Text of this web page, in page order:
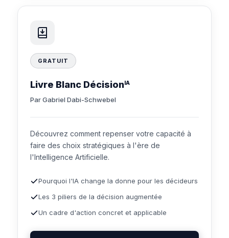
GRATUIT
Livre Blanc Décision IA
Par Gabriel Dabi-Schwebel
Découvrez comment repenser votre capacité à
faire des choix stratégiques à l'ère de
l'Intelligence Artificielle.
Pourquoi l'IA change la donne pour les décideurs
Les 3 piliers de la décision augmentée
Un cadre d'action concret et applicable